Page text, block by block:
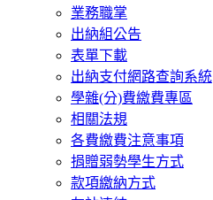
業務職掌
出納組公告
表單下載
出納支付網路查詢系統
學雜(分)費繳費專區
相關法規
各費繳費注意事項
捐贈弱勢學生方式
款項繳納方式